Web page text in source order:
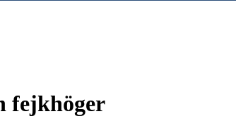
fejkhöger